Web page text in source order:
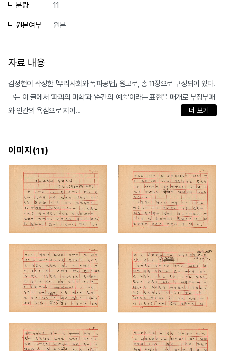
분량 11
원본여부 원본
자료 내용
김정헌이 작성한 「우리사회와 폭파공법」 원고로, 총 11장으로 구성되어 있다.
그는 이 글에서 ‘파괴의 미학’과 ‘순간의 예술’이라는 표현을 매개로 부정부패
와 인간의 욕심으로 지어...
더 보기
이미지(11)